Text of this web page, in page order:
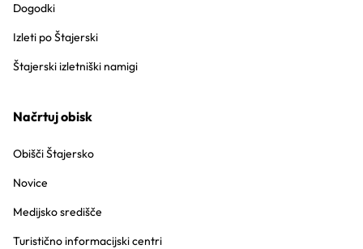
Dogodki
Izleti po Štajerski
Štajerski izletniški namigi
Načrtuj obisk
Obišči Štajersko
Novice
Medijsko središče
Turistično informacijski centri